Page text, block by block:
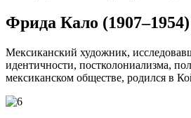
Фрида Кало (1907–1954)
Мексиканский художник,
идентичности, постколониализма,
мексиканском обществе, родился в